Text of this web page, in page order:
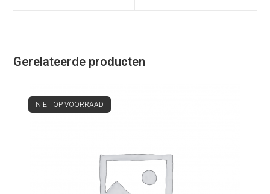
Gerelateerde producten
NIET OP VOORRAAD